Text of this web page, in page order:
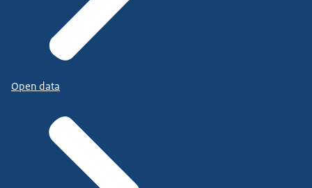
Open data